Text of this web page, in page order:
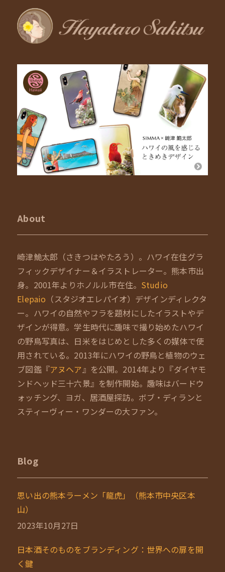
About
崎津鮠太郎（さきつはやたろう）。ハワイ在住グラ
フィックデザイナー＆イラストレーター。熊本市出
身。2001年よりホノルル市在住。 Studio
Elepaio （スタジオエレパイオ）デザインディレクタ
ー。ハワイの自然やフラを題材にしたイラストやデ
ザインが得意。学生時代に趣味で撮り始めたハワイ
の野鳥写真は、日米をはじめとした多くの媒体で使
用されている。2013年にハワイの野鳥と植物のウェ
ブ図鑑『アヌヘア』を公開。2014年より『ダイヤモ
ンドヘッド三十六景』を制作開始。趣味はバードウ
ォッチング、ヨガ、居酒屋探訪。ボブ・ディランと
スティーヴィー・ワンダーの大ファン。
Blog
思い出の熊本ラーメン「龍虎」（熊本市中央区本
山）
2023年10月27日
日本酒そのものをブランディング：世界への扉を開
く鍵